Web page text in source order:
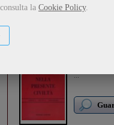
la Cookie Policy.
...